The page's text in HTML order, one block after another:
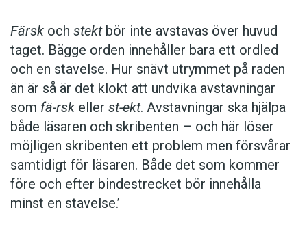
Färsk och stektbör inte avstavas över huvud
taget. Bägge orden innehåller bara ett ordled
och en stavelse. Hur snävt utrymmet på raden
än är så är det klokt att undvika avstavningar
som fä-rsk eller st-ekt. Avstavningar ska hjälpa
både läsaren och skribenten – och här löser
möjligen skribenten ett problem men försvårar
samtidigt för läsaren. Både det som kommer
före och efter bindestrecket bör innehålla
minst en stavelse.’